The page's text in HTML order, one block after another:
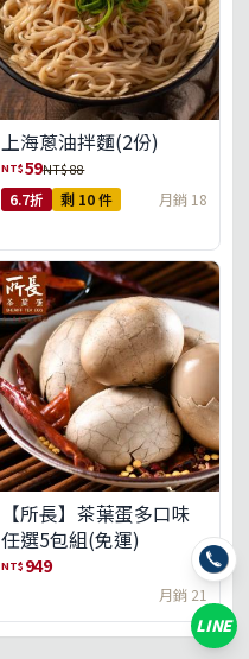
上海蔥油拌麵(2份)
NT$59NT$ 88
6.7折 剩 10 件 月銷 18
【所長】茶葉蛋多口味
任選5包組(免運)
NT$ 949
月銷 21
LINE